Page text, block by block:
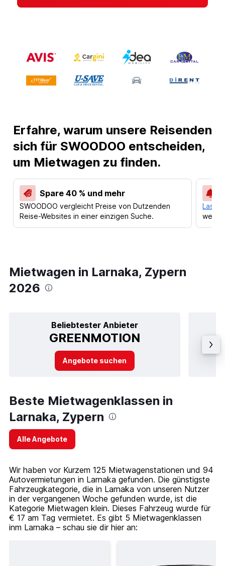
Erfahre, warum unsere Reisenden
sich für SWOODOO entscheiden,
um Mietwagen zu finden.
Spare 40 % und mehr
SWOODOO vergleicht Preise von Dutzenden
Reise-Websites in einer einzigen Suche.
Lass
Mietwagen in Larnaka, Zypern
2026
Beliebtester Anbieter
GREENMOTION
Angebote suchen
Beste Mietwagenklassen in
Larnaka, Zypern
Alle Angebote
Wir haben vor Kurzem 125 Mietwagenstationen und 94
Autovermietungen in Larnaka gefunden. Die günstigste
Fahrzeugkategorie, die in Larnaka von unseren Nutzer
in der vergangenen Woche gefunden wurde, ist die
Kategorie Mietwagen klein. Dieses Fahrzeug wurde für
€ 17 am Tag vermietet. Es gibt 5 Mietwagenklassen
inm Larnaka – schau sie dir hier an: